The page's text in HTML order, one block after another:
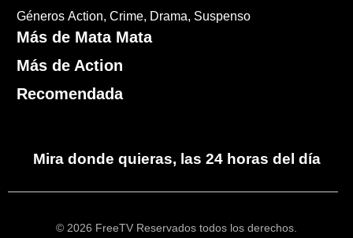
Géneros Action Crime Drama Suspenso
Más de Mata Mata
Más de Action
Recomendada
Mira donde quieras, las 24 horas del día
© 2026 FreeTV Reservados todos los derechos.